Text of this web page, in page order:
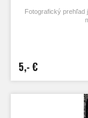
Fotografický prehľad
5,- €